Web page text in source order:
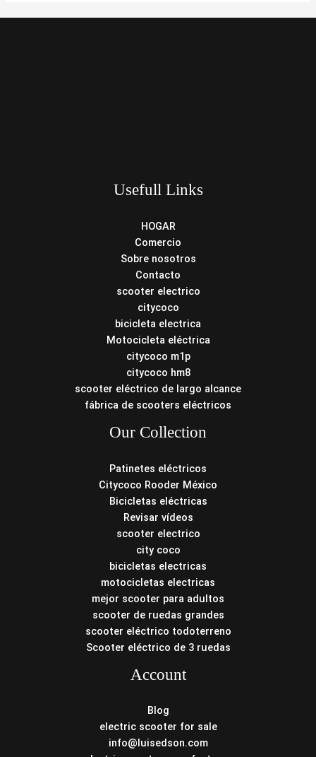
Usefull Links
HOGAR
Comercio
Sobre nosotros
Contacto
scooter electrico
citycoco
bicicleta electrica
Motocicleta eléctrica
citycoco m1p
citycoco hm8
scooter eléctrico de largo alcance
fábrica de scooters eléctricos
Our Collection
Patinetes eléctricos
Citycoco Rooder México
Bicicletas eléctricas
Revisar vídeos
scooter electrico
city coco
bicicletas electricas
motocicletas electricas
mejor scooter para adultos
scooter de ruedas grandes
scooter eléctrico todoterreno
Scooter eléctrico de 3 ruedas
Account
Blog
electric scooter for sale
info@luisedson.com